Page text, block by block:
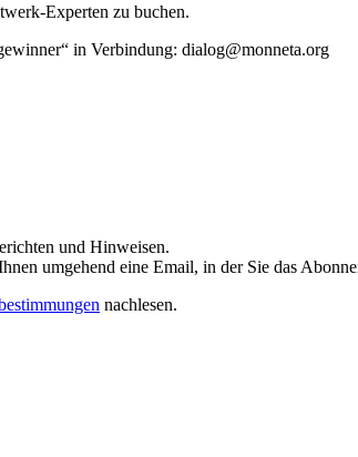
Experten zu buchen.
in Verbindung: dialog@monneta.org
und Hinweisen.
umgehend eine Email, in der Sie das
nachlesen.